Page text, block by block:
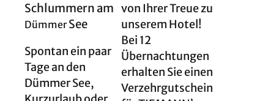
Schlummern am
DümmerSee
Spontan ein paar
Tage an den
Dümmer See,
von Ihrer Treue zu
unserem Hotel!
Bei 12
Übernachtungen
erhalten Sie einen
Verzehrgutschein